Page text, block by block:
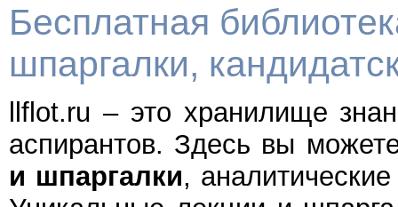
Бесплатная
шпаргалки,
llflot.ru – это хранилище
аспирантов. Здесь вы
и шпаргалки,